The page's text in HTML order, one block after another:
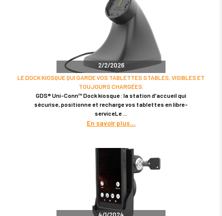
2/2/2026
LE DOCK KIOSQUE QUI GARDE VOS TABLETTES STABLES, VISIBLES ET
TOUJOURS CHARGÉES.
GDS® Uni-Conn™ Dock kiosque : la station d'accueil qui
sécurise, positionne et recharge vos tablettes en libre-
serviceLe
En savoir plus